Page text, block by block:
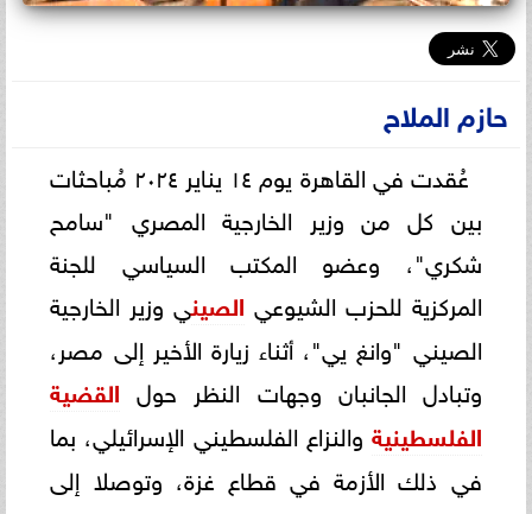
حازم الملاح
​عُقدت في القاهرة يوم ١٤ يناير ٢٠٢٤ مُباحثات
بين كل من وزير الخارجية المصري "سامح
شكري"، وعضو المكتب السياسي للجنة
المركزية للحزب الشيوعي الصيني وزير الخارجية
الصيني "وانغ يي"، أثناء زيارة الأخير إلى مصر،
وتبادل الجانبان وجهات النظر حول القضية
الفلسطينية والنزاع الفلسطيني الإسرائيلي، بما
في ذلك الأزمة في قطاع غزة، وتوصلا إلى